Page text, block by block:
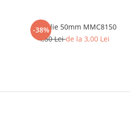
-38%
Medalie 50mm MMC8150
4,80 Leide la 3,00 Lei